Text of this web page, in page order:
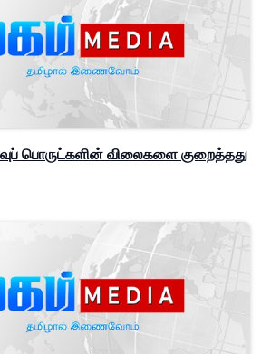
பொருட்களின் விலைகளை குறைத்தது